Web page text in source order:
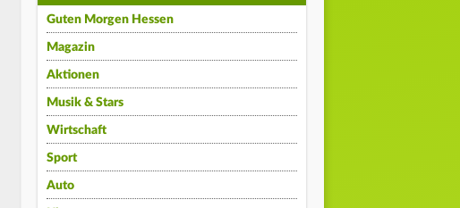
Guten Morgen Hessen
Magazin
Aktionen
Musik & Stars
Wirtschaft
Sport
Auto